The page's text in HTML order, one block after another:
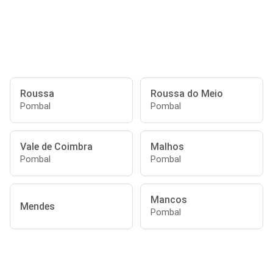
Roussa
Pombal
Roussa do Meio
Pombal
Vale de Coimbra
Pombal
Malhos
Pombal
Mendes
Mancos
Pombal